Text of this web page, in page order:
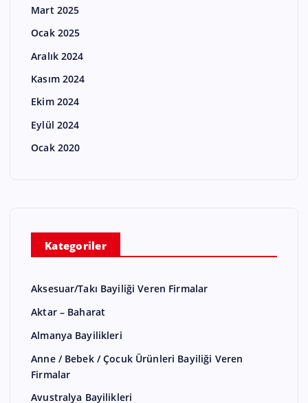
Mart 2025
Ocak 2025
Aralık 2024
Kasım 2024
Ekim 2024
Eylül 2024
Ocak 2020
Kategoriler
Aksesuar/Takı Bayiliği Veren Firmalar
Aktar – Baharat
Almanya Bayilikleri
Anne / Bebek / Çocuk Ürünleri Bayiliği Veren
Firmalar
Avustralya Bayilikleri